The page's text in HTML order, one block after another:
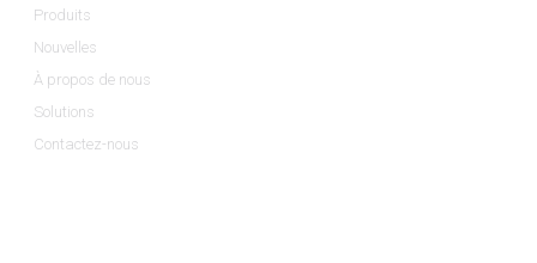
Produits
Nouvelles
À propos de nous
Solutions
Contactez-nous